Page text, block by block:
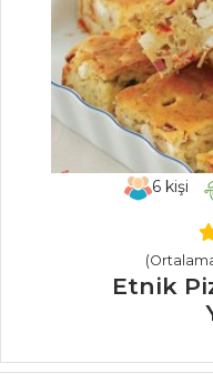
İÇECEKLER
Safran Şerbeti
Tarifi, Nasıl Yapılır?
Sirkencübin
Şerbeti Tarifi, Nasıl
Yapılır?
Tarifi, Nasıl Yapılır?
İçecekler Tüm
6kişi
Etnik